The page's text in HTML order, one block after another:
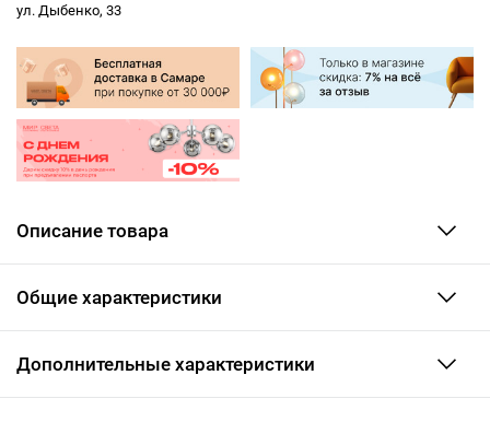
ул. Дыбенко, 33
Описание товара
Общие характеристики
Дополнительные характеристики